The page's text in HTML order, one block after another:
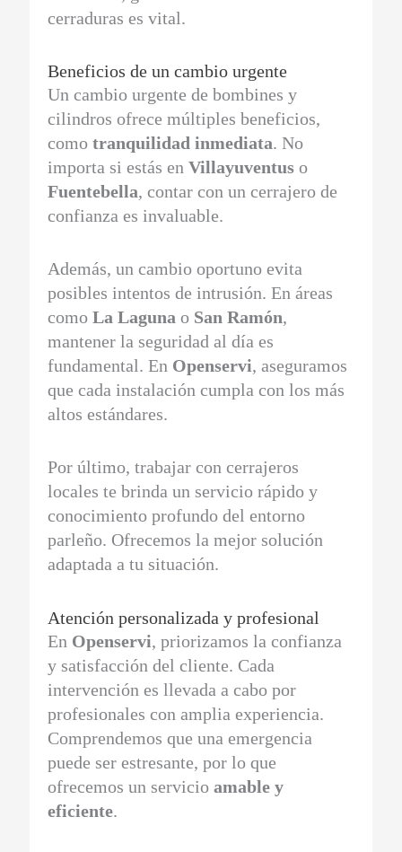
cerraduras es vital.
Beneficios de un cambio urgente
Un cambio urgente de bombines y
cilindros ofrece múltiples beneficios,
comotranquilidad inmediata. No
importa si estás enVillayuventus o
Fuentebella, contar con un cerrajero de
confianza es invaluable.
Además, un cambio oportuno evita
posibles intentos de intrusión. En áreas
comoLa Laguna o San Ramón,
mantener la seguridad al día es
fundamental. En Openservi, aseguramos
que cada instalación cumpla con los más
altos estándares.
Por último, trabajar con cerrajeros
locales te brinda un servicio rápido y
conocimiento profundo del entorno
parleño. Ofrecemos la mejor solución
adaptada a tu situación.
Atención personalizada y profesional
En Openservi, priorizamos la confianza
y satisfacción del cliente. Cada
intervención es llevada a cabo por
profesionales con amplia experiencia.
Comprendemos que una emergencia
puede ser estresante, por lo que
ofrecemos un servicioamable y
eficiente.